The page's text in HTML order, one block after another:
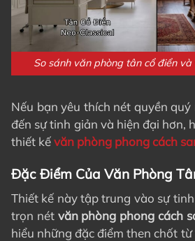
So sánh văn phòng tân cổ điển
Nếu bạn yêu thích nét quyền
đến sự tinh giản và hiện đại hơn,
thiết kếvăn phòng phong cách
Đặc Điểm Của Văn Phòng
Thiết kế này tập trung vào sự
trọn nét văn phòng phong cách
hiểu những đặc điểm then chốt